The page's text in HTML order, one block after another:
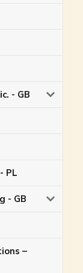
- GB
PL
- GB
–